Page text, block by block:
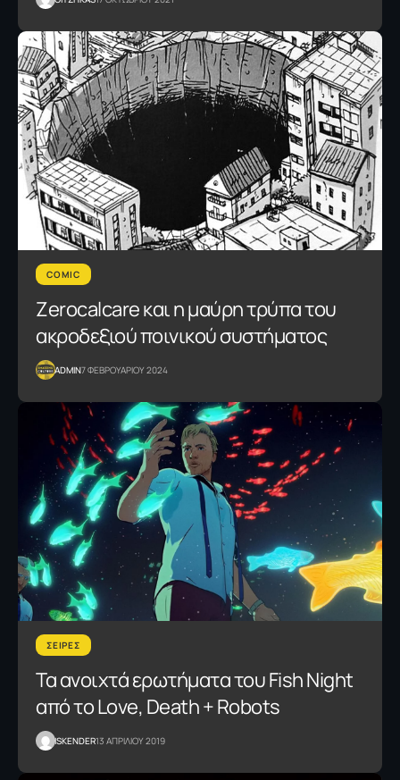
COMIC
Zerocalcare και η μαύρη τρύπα του
ακροδεξιού ποινικού συστήματος
ADMIN7 ΦΕΒΡΟΥΑΡΙΟΥ 2024
ΣΕΙΡΕΣ
Τα ανοιχτά ερωτήματα του Fish Night
από το Love, Death + Robots
ISKENDER13 ΑΠΡΙΛΙΟΥ 2019